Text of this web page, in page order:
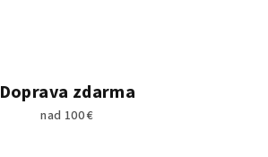
Doprava zdarma
nad 100 €